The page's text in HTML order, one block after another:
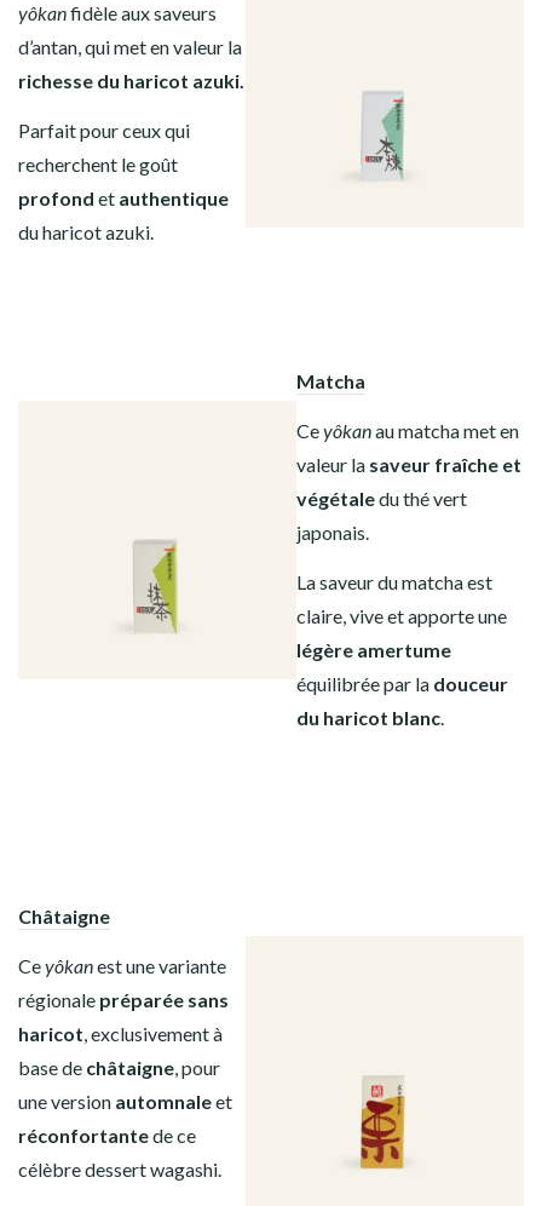
yôkanfidèle aux saveurs
d’antan, qui met en valeur la
richesse du haricot azuki.
Parfait pour ceux qui
recherchent le goût
profond et authentique
du haricot azuki.
Matcha
Ceyôkanau matcha met en
valeur la saveur fraîche et
végétaledu thé vert
japonais.
La saveur du matcha est
claire,vive et apporte une
légère amertume
équilibrée par la douceur
du haricot blanc.
Châtaigne
Ceyôkanest une variante
régionale préparée sans
haricot, exclusivement à
base de châtaigne, pour
une version automnaleet
réconfortantede ce
célèbre dessert wagashi.